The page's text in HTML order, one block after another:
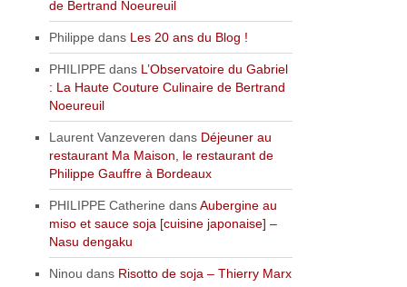
de Bertrand Noeureuil
Philippe dans Les 20 ans du Blog !
PHILIPPE dans L’Observatoire du Gabriel
: La Haute Couture Culinaire de Bertrand
Noeureuil
Laurent Vanzeveren dans Déjeuner au
restaurant Ma Maison, le restaurant de
Philippe Gauffre à Bordeaux
PHILIPPE Catherine dansAubergine au
miso et sauce soja [cuisine japonaise] –
Nasu dengaku
Ninou dans Risotto de soja – Thierry Marx